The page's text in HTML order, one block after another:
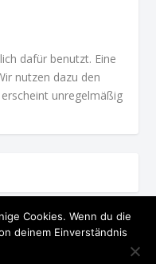
dafür benutzt. Eine
nutzen dazu den
unregelmäßig
VON
Cookies. Wenn du die
deinem Einverständnis